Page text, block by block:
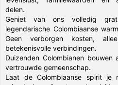
delen.
Geniet van ons volledig
legendarische Colombiaanse
Geen verborgen kosten,
betekenisvolle verbindingen.
Duizenden Colombianen
vertrouwde gemeenschap.
Laat de Colombiaanse spirit je